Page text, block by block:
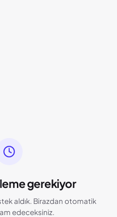
gerekiyor
aldık. Birazdan otomatik
edeceksiniz.